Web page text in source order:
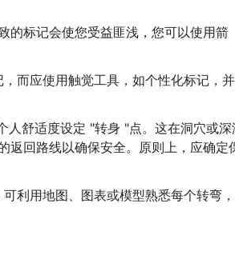
的标记会使您受益匪浅，您可以使用箭
而应使用触觉工具，如个性化标记，
人舒适度设定 "转身 "点。这在洞穴或深
返回路线以确保安全。原则上，应确定
利用地图、图表或模型熟悉每个转弯